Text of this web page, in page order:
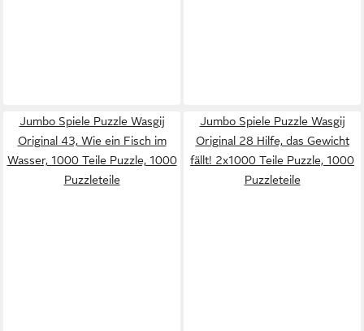
Jumbo Spiele Puzzle Wasgij
Original 43, Wie ein Fisch im
Wasser, 1000 Teile Puzzle, 1000
Puzzleteile
Jumbo Spiele Puzzle Wasgij
Original 28 Hilfe, das Gewicht
fällt! 2x1000 Teile Puzzle, 1000
Puzzleteile